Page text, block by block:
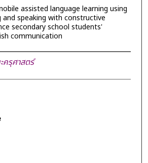
assisted language learning using
and speaking with constructive
secondary school students'
communication
รุศาสตร์